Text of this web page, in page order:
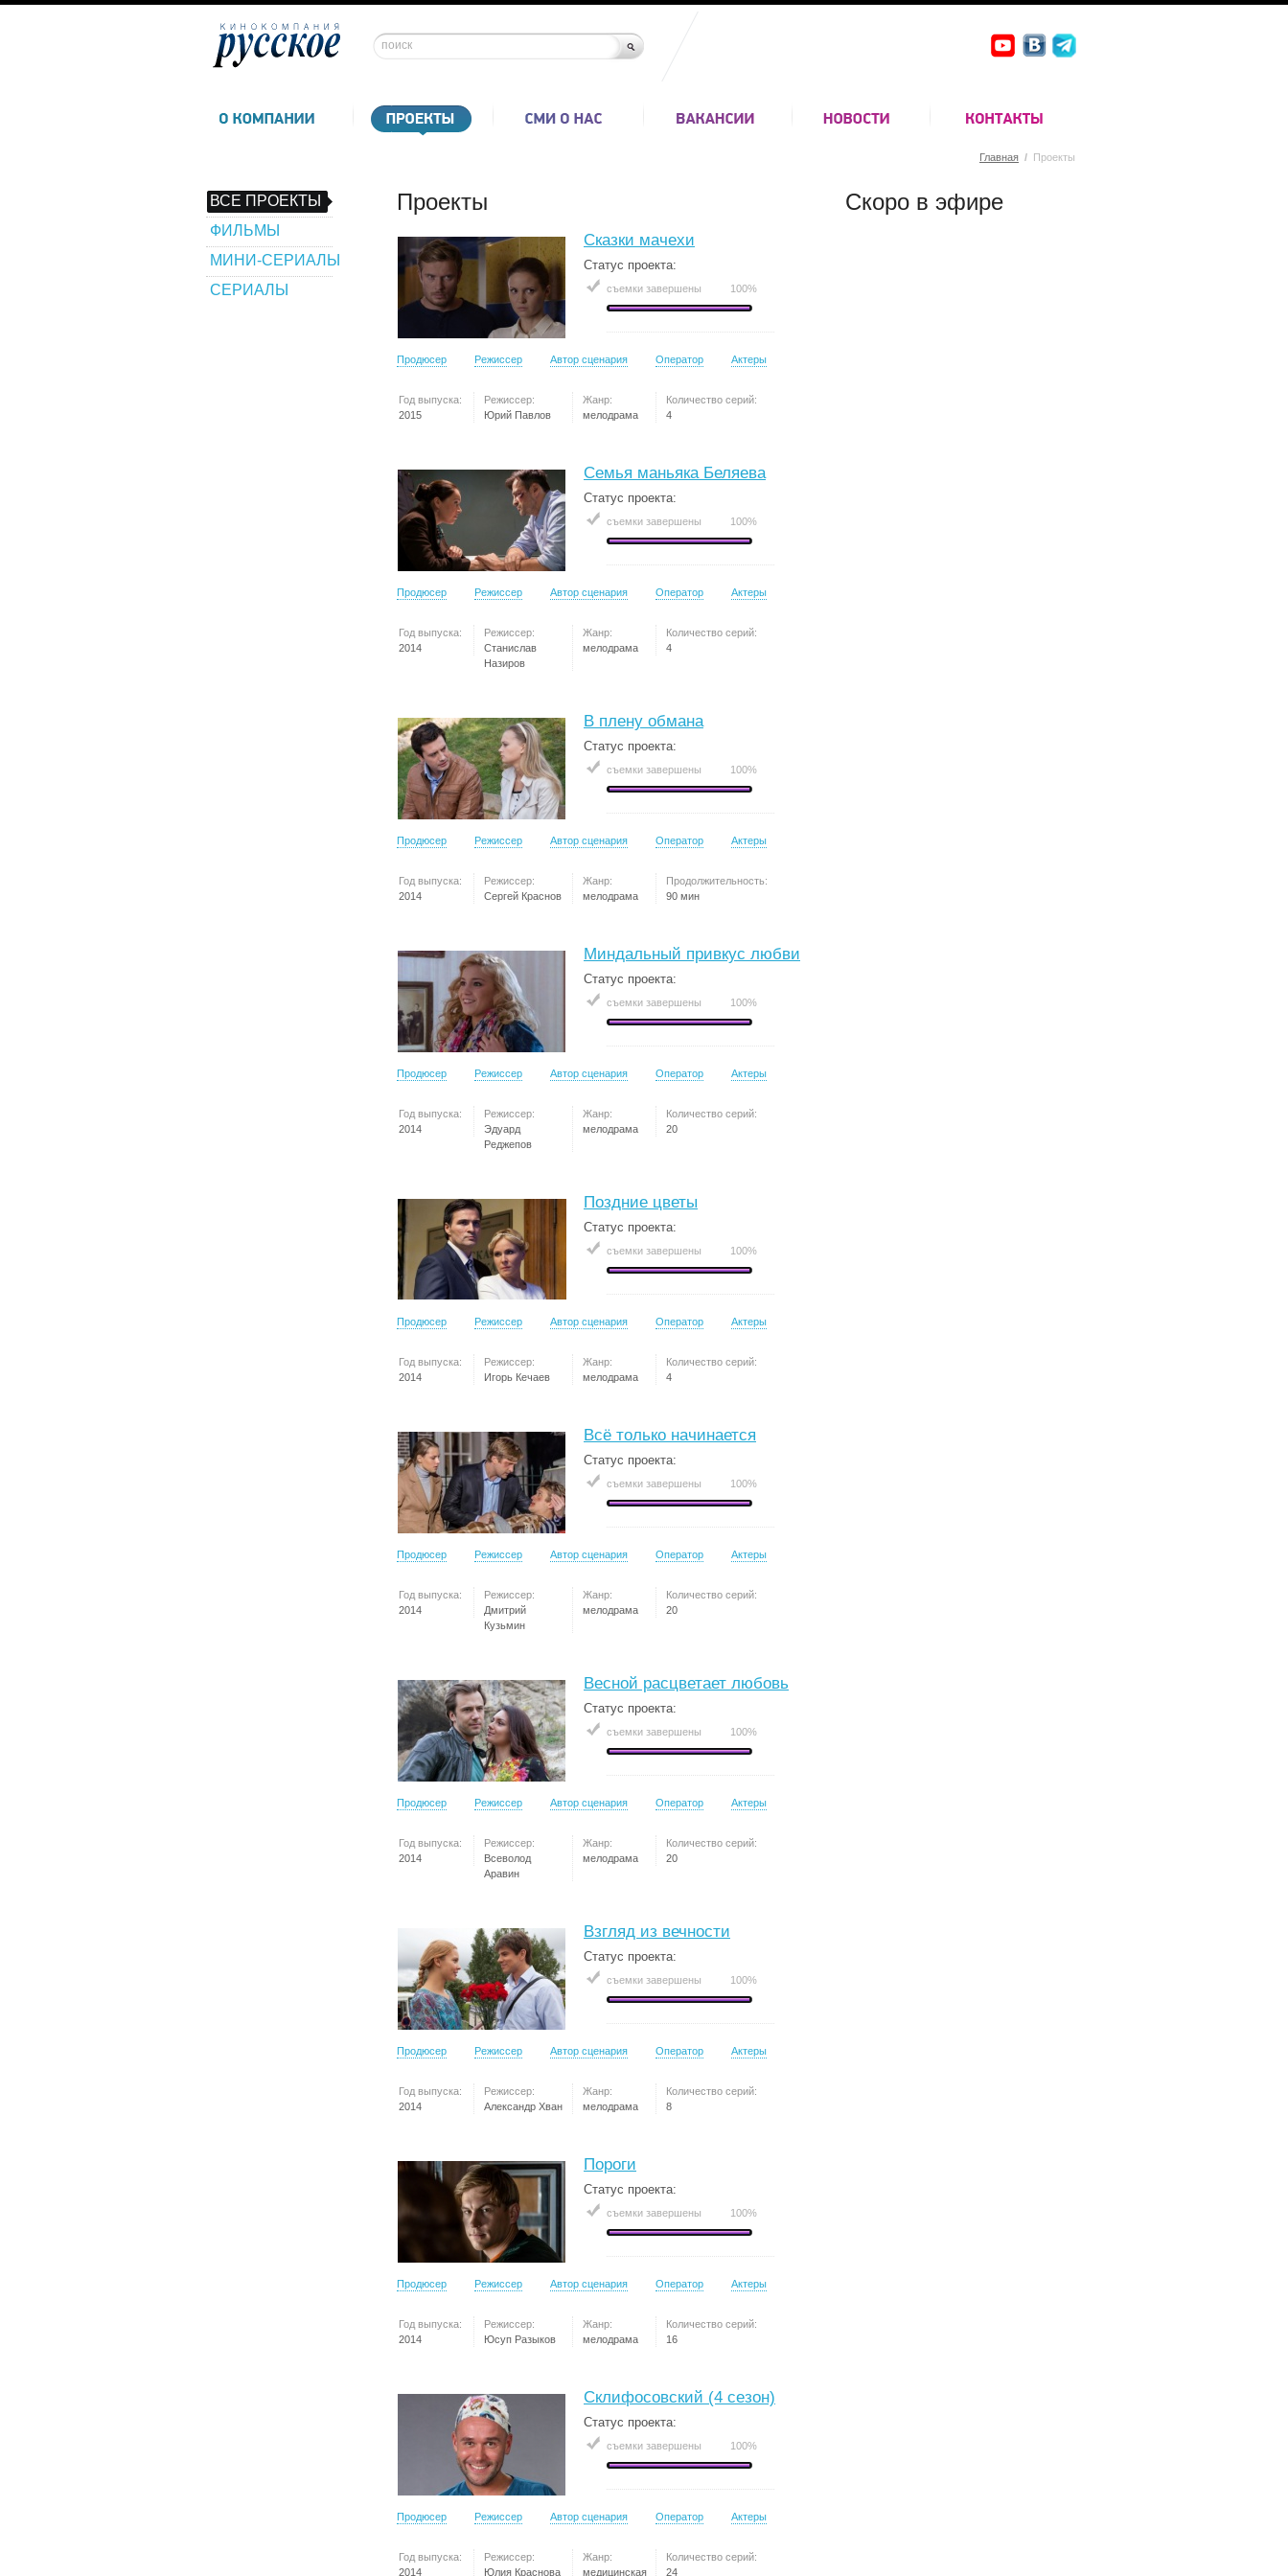
Главная / Проекты
ВСЕ ПРОЕКТЫ
ФИЛЬМЫ
МИНИ-СЕРИАЛЫ
СЕРИАЛЫ
Проекты
Сказки мачехи
Статус проекта:
съемки завершены 100%
Продюсер Режиссер Автор сценария Оператор Актеры
Год выпуска:
2015
Режиссер:
Юрий Павлов
Жанр:
мелодрама
Количество серий:
4
Семья маньяка Беляева
Статус проекта:
съемки завершены 100%
Продюсер Режиссер Автор сценария Оператор Актеры
Год выпуска:
2014
Режиссер:
Станислав
Назиров
Жанр:
мелодрама
Количество серий:
4
В плену обмана
Статус проекта:
съемки завершены 100%
Продюсер Режиссер Автор сценария Оператор Актеры
Год выпуска:
2014
Режиссер:
Сергей Краснов
Жанр:
мелодрама
Продолжительность:
90 мин
Миндальный привкус любви
Статус проекта:
съемки завершены 100%
Продюсер Режиссер Автор сценария Оператор Актеры
Год выпуска:
2014
Режиссер:
Эдуард
Реджепов
Жанр:
мелодрама
Количество серий:
20
Поздние цветы
Статус проекта:
съемки завершены 100%
Продюсер Режиссер Автор сценария Оператор Актеры
Год выпуска:
2014
Режиссер:
Игорь Кечаев
Жанр:
мелодрама
Количество серий:
4
Всё только начинается
Статус проекта:
съемки завершены 100%
Продюсер Режиссер Автор сценария Оператор Актеры
Год выпуска:
2014
Режиссер:
Дмитрий
Кузьмин
Жанр:
мелодрама
Количество серий:
20
Весной расцветает любовь
Статус проекта:
съемки завершены 100%
Продюсер Режиссер Автор сценария Оператор Актеры
Год выпуска:
2014
Режиссер:
Всеволод
Аравин
Жанр:
мелодрама
Количество серий:
20
Взгляд из вечности
Статус проекта:
съемки завершены 100%
Продюсер Режиссер Автор сценария Оператор Актеры
Год выпуска:
2014
Режиссер:
Александр Хван
Жанр:
мелодрама
Количество серий:
8
Пороги
Статус проекта:
съемки завершены 100%
Продюсер Режиссер Автор сценария Оператор Актеры
Год выпуска:
2014
Режиссер:
Юсуп Разыков
Жанр:
мелодрама
Количество серий:
16
Склифосовский (4 сезон)
Статус проекта:
съемки завершены 100%
Продюсер Режиссер Автор сценария Оператор Актеры
Год выпуска:
2014
Режиссер:
Юлия Краснова
Жанр:
медицинская
Количество серий:
24
Скоро в эфире